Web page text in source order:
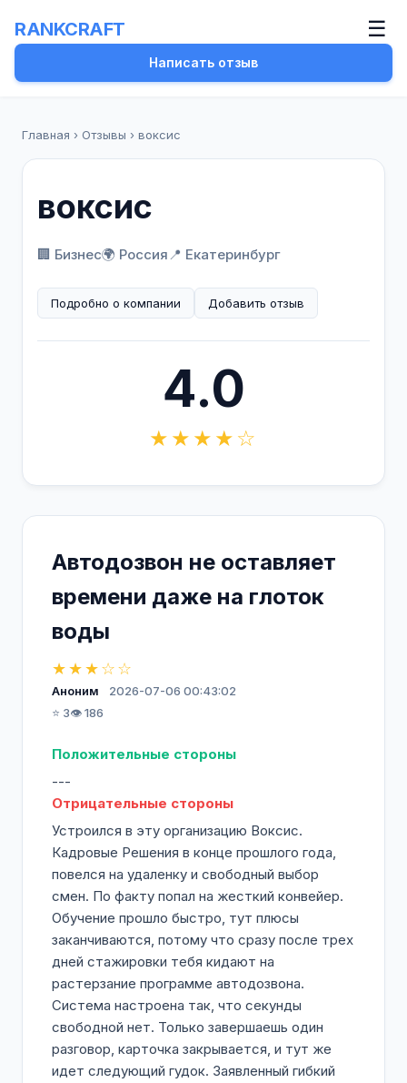
RANKCRAFT ☰
Написать отзыв
Главная › Отзывы › воксис
воксис
🏢 Бизнес🌍 Россия📍 Екатеринбург
Подробно о компании Добавить отзыв
4.0
★★★★☆
Автодозвон не оставляет
времени даже на глоток
воды
★★★☆☆
Аноним
2026-07-06 00:43:02
⭐ 3👁️ 186
Положительные стороны
---
Отрицательные стороны
Устроился в эту организацию Воксис.
Кадровые Решения в конце прошлого года,
повелся на удаленку и свободный выбор
смен. По факту попал на жесткий конвейер.
Обучение прошло быстро, тут плюсы
заканчиваются, потому что сразу после трех
дней стажировки тебя кидают на
растерзание программе автодозвона.
Система настроена так, что секунды
свободной нет. Только завершаешь один
разговор, карточка закрывается, и тут же
идет следующий гудок. Заявленный гибкий